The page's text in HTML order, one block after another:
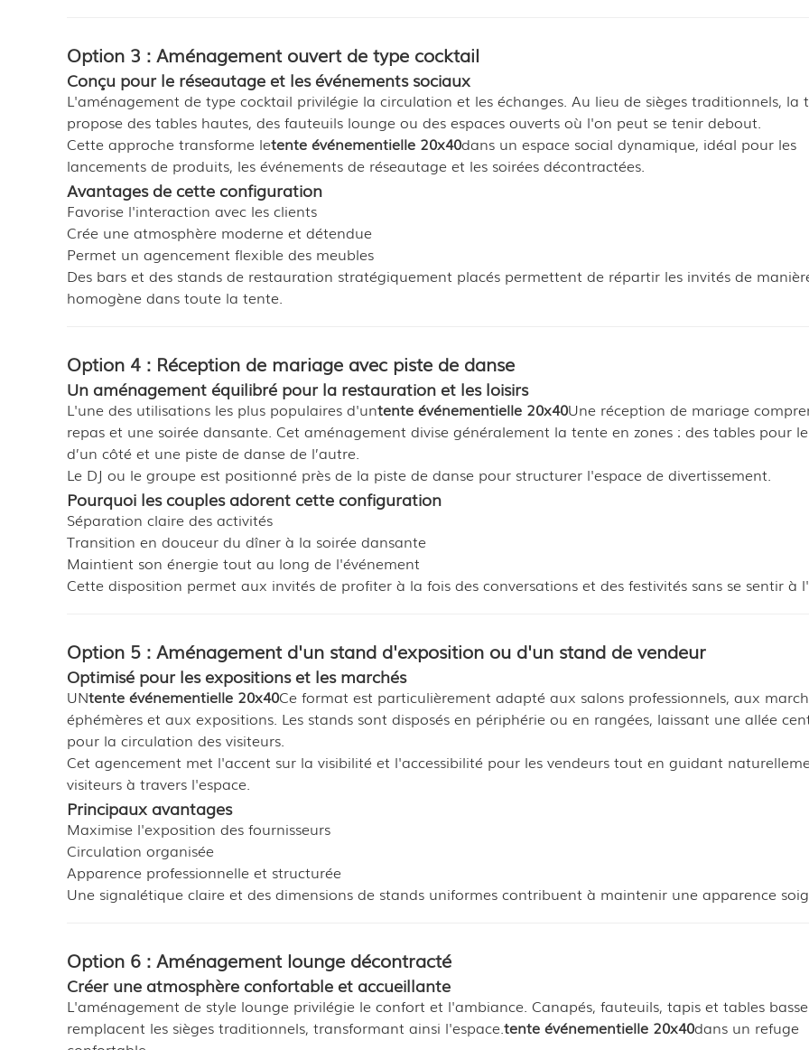
Option 3 : Aménagement ouvert de type cocktail
Conçu pour le réseautage et les événements sociaux
L'aménagement de type cocktail privilégie la circulation et les échanges. Au lieu de sièges traditionnels, la
propose des tables hautes, des fauteuils lounge ou des espaces ouverts où l'on peut se tenir debout.
Cette approche transforme letente événementielle 20x40dans un espace social dynamique, idéal pour les
lancements de produits, les événements de réseautage et les soirées décontractées.
Avantages de cette configuration
Favorise l'interaction avec les clients
Crée une atmosphère moderne et détendue
Permet un agencement flexible des meubles
Des bars et des stands de restauration stratégiquement placés permettent de répartir les invités de
homogène dans toute la tente.
Option 4 : Réception de mariage avec piste de danse
Un aménagement équilibré pour la restauration et les loisirs
L'une des utilisations les plus populaires d'untente événementielle 20x40Une réception de mariage
repas et une soirée dansante. Cet aménagement divise généralement la tente en zones : des tables pour
d’un côté et une piste de danse de l’autre.
Le DJ ou le groupe est positionné près de la piste de danse pour structurer l'espace de divertissement.
Pourquoi les couples adorent cette configuration
Séparation claire des activités
Transition en douceur du dîner à la soirée dansante
Maintient son énergie tout au long de l'événement
Cette disposition permet aux invités de profiter à la fois des conversations et des festivités sans se sentir à
Option 5 : Aménagement d'un stand d'exposition ou d'un stand de vendeur
Optimisé pour les expositions et les marchés
UNtente événementielle 20x40Ce format est particulièrement adapté aux salons professionnels, aux
éphémères et aux expositions. Les stands sont disposés en périphérie ou en rangées, laissant une allée
pour la circulation des visiteurs.
Cet agencement met l'accent sur la visibilité et l'accessibilité pour les vendeurs tout en guidant
visiteurs à travers l'espace.
Principaux avantages
Maximise l'exposition des fournisseurs
Circulation organisée
Apparence professionnelle et structurée
Une signalétique claire et des dimensions de stands uniformes contribuent à maintenir une apparence
Option 6 : Aménagement lounge décontracté
Créer une atmosphère confortable et accueillante
L'aménagement de style lounge privilégie le confort et l'ambiance. Canapés, fauteuils, tapis et tables
remplacent les sièges traditionnels, transformant ainsi l'espace.tente événementielle 20x40dans un refuge